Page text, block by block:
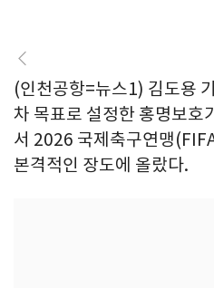
(인천공항=뉴스1) 김도용
차 목표로 설정한 홍명보호
서 2026 국제축구연맹
본격적인 장도에 올랐다.